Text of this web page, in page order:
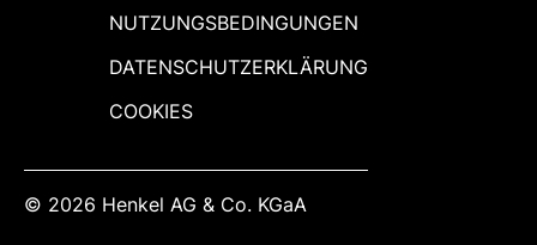
NUTZUNGSBEDINGUNGEN
DATENSCHUTZERKLÄRUNG
COOKIES
© 2026 Henkel AG & Co. KGaA